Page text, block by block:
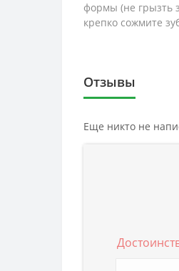
формы (не грызть
крепко сожмите
Отзывы
Еще никто не